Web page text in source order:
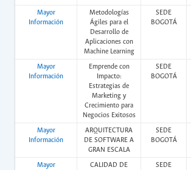
Mayor
Información
Metodologías
Ágiles para el
Desarrollo de
Aplicaciones con
Machine Learning
SEDE
BOGOTÁ
Mayor
Información
Emprende con
Impacto:
Estrategias de
Marketing y
Crecimiento para
Negocios Exitosos
SEDE
BOGOTÁ
Mayor
Información
ARQUITECTURA
DE SOFTWARE A
GRAN ESCALA
SEDE
BOGOTÁ
Mayor
CALIDAD DE
SEDE